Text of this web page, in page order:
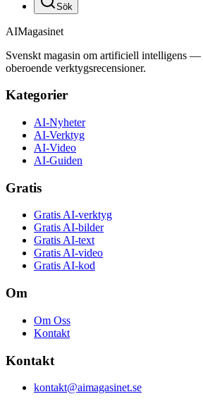
Sök
AIMagasinet
Svenskt magasin om artificiell intelligens —
oberoende verktygsrecensioner.
Kategorier
AI-Nyheter
AI-Verktyg
AI-Video
AI-Guiden
Gratis
Gratis AI-verktyg
Gratis AI-bilder
Gratis AI-text
Gratis AI-video
Gratis AI-kod
Om
Om Oss
Kontakt
Kontakt
kontakt@aimagasinet.se